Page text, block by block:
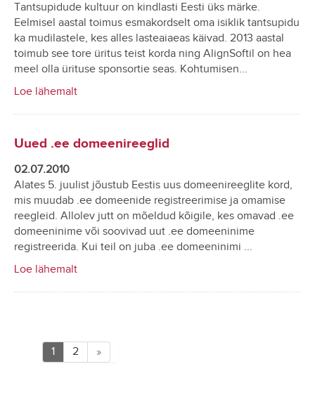
Tantsupidude kultuur on kindlasti Eesti üks märke.
Eelmisel aastal toimus esmakordselt oma isiklik tantsupidu
ka mudilastele, kes alles lasteaiaeas käivad. 2013 aastal
toimub see tore üritus teist korda ning AlignSoftil on hea
meel olla ürituse sponsortie seas. Kohtumisen...
Loe lähemalt
Uued .ee domeenireeglid
02.07.2010
Alates 5. juulist jõustub Eestis uus domeenireeglite kord,
mis muudab .ee domeenide registreerimise ja omamise
reegleid. Allolev jutt on mõeldud kõigile, kes omavad .ee
domeeninime või soovivad uut .ee domeeninime
registreerida. Kui teil on juba .ee domeeninimi ...
Loe lähemalt
1 2 »